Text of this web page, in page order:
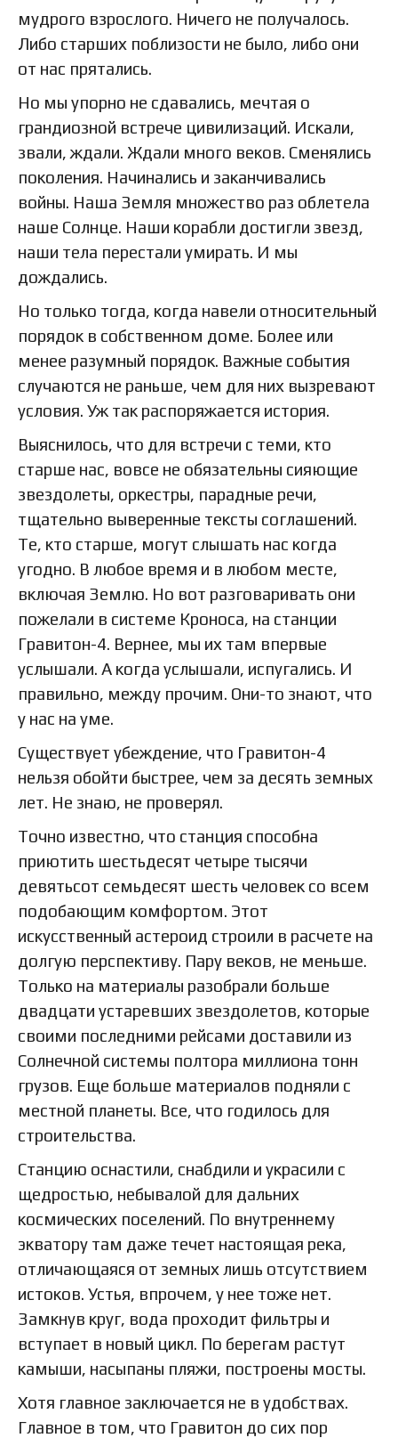
мудрого взрослого. Ничего не получалось.
Либо старших поблизости не было, либо они
от нас прятались.
Но мы упорно не сдавались, мечтая о
грандиозной встрече цивилизаций. Искали,
звали, ждали. Ждали много веков. Сменялись
поколения. Начинались и заканчивались
войны. Наша Земля множество раз облетела
наше Солнце. Наши корабли достигли звезд,
наши тела перестали умирать. И мы
дождались.
Но только тогда, когда навели относительный
порядок в собственном доме. Более или
менее разумный порядок. Важные события
случаются не раньше, чем для них вызревают
условия. Уж так распоряжается история.
Выяснилось, что для встречи с теми, кто
старше нас, вовсе не обязательны сияющие
звездолеты, оркестры, парадные речи,
тщательно выверенные тексты соглашений.
Те, кто старше, могут слышать нас когда
угодно. В любое время и в любом месте,
включая Землю. Но вот разговаривать они
пожелали в системе Кроноса, на станции
Гравитон-4. Вернее, мы их там впервые
услышали. А когда услышали, испугались. И
правильно, между прочим. Они-то знают, что
у нас на уме.
Существует убеждение, что Гравитон-4
нельзя обойти быстрее, чем за десять земных
лет. Не знаю, не проверял.
Точно известно, что станция способна
приютить шестьдесят четыре тысячи
девятьсот семьдесят шесть человек со всем
подобающим комфортом. Этот
искусственный астероид строили в расчете на
долгую перспективу. Пару веков, не меньше.
Только на материалы разобрали больше
двадцати устаревших звездолетов, которые
своими последними рейсами доставили из
Солнечной системы полтора миллиона тонн
грузов. Еще больше материалов подняли с
местной планеты. Все, что годилось для
строительства.
Станцию оснастили, снабдили и украсили с
щедростью, небывалой для дальних
космических поселений. По внутреннему
экватору там даже течет настоящая река,
отличающаяся от земных лишь отсутствием
истоков. Устья, впрочем, у нее тоже нет.
Замкнув круг, вода проходит фильтры и
вступает в новый цикл. По берегам растут
камыши, насыпаны пляжи, построены мосты.
Хотя главное заключается не в удобствах.
Главное в том, что Гравитон до сих пор